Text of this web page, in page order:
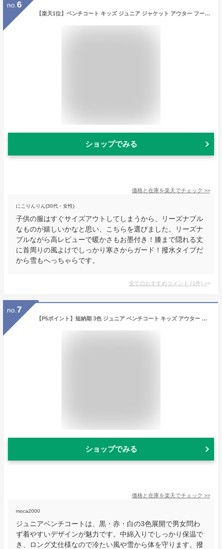
no. 6
【楽天1位】ベンチコート キッズ ジュニア ジャケット アウター フード付き 子供服 防寒 冬服 軽い 120〜170cm・M〜3L スクール用ジャケット 小学生 制服 コート 子供 男の子 女の子 暖かい 130 140 150 160 L LL (送料無料)
ショップでみる
価格と在庫を楽天でチェック >>
にこりんりん(30代・女性)
子供の服はすぐサイズアウトしてしまうから、リーズナブル
なものが嬉しいかなと思い、こちらを選びました。リーズナ
ブルながら高レビューで暖かさもお墨付き！膝まで隠れる丈
に首周りの風よけでしっかり寒さからガード！撥水タイプだ
から雪もへっちゃらです。
全てのおすすめコメント (1件) >
no. 7
【P5ポイント】短納期 3色 ジュニア ベンチコート キッズ アウター 子供服 ジャケット コート 男の子 女の子 暖かい 黒 レッド 白 冬服 中綿コート 120 130 140 150 160 170 子供服 ロングコート ロング丈 ジャケット 防寒 撥水 防風 北海道 お出かけ 雪遊び 保温 防寒対策
ショップでみる
価格と在庫を楽天でチェック >>
moca2000
ジュニアベンチコートは、黒・赤・白の3色展開で男女問わ
ず着やすいデザインが魅力です。中綿入りでしっかり保温で
き、ロング丈仕様なので冷たい風や雪から体を守ります。撥